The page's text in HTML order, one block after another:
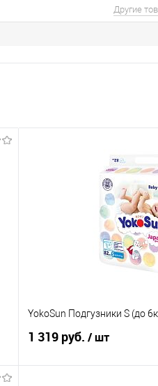
Другие
YokoSun Подгузники S (до
1 319 руб. / шт